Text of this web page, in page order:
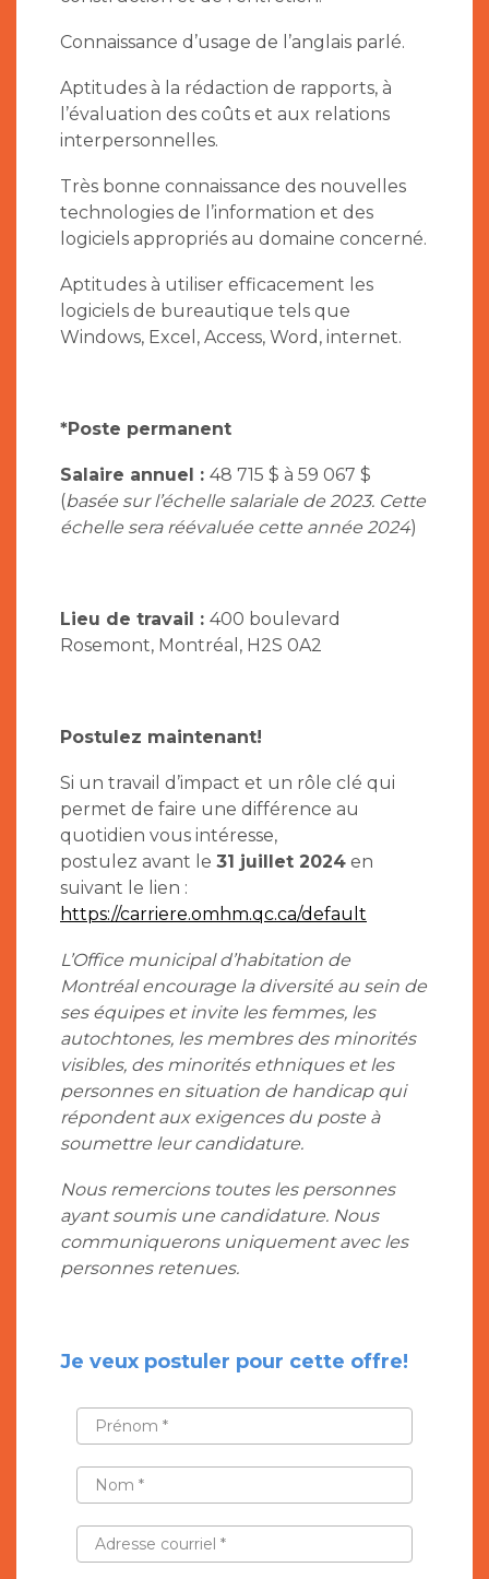
Connaissance d’usage de l’anglais parlé.
Aptitudes à la rédaction de rapports, à
l’évaluation des coûts et aux relations
interpersonnelles.
Très bonne connaissance des nouvelles
technologies de l’information et des
logiciels appropriés au domaine concerné.
Aptitudes à utiliser efficacement les
logiciels de bureautique tels que
Windows, Excel, Access, Word, internet.
*Poste permanent
Salaire annuel : 48 715 $ à 59 067 $
(basée sur l’échelle salariale de 2023. Cette
échelle sera réévaluée cette année 2024)
Lieu de travail : 400 boulevard
Rosemont, Montréal, H2S 0A2
Postulez maintenant!
Si un travail d’impact et un rôle clé qui
permet de faire une différence au
quotidien vous intéresse,
postulez avant le 31 juillet 2024 en
suivant le lien :
https://carriere.omhm.qc.ca/default
L’Office municipal d’habitation de
Montréal encourage la diversité au sein de
ses équipes et invite les femmes, les
autochtones, les membres des minorités
visibles, des minorités ethniques et les
personnes en situation de handicap qui
répondent aux exigences du poste à
soumettre leur candidature.
Nous remercions toutes les personnes
ayant soumis une candidature. Nous
communiquerons uniquement avec les
personnes retenues.
Je veux postuler pour cette offre!
PRÉNOM
NOM
ADRESSE
COURRIEL
*